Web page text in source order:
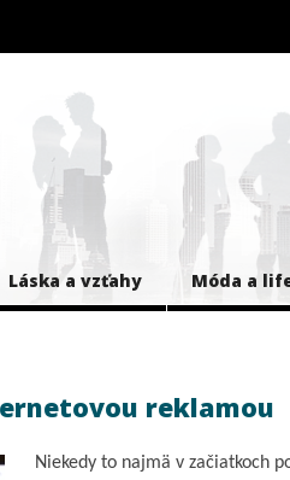
Láska a vzťahy Móda a
reklamou
Niekedy to najmä v začiatkoch